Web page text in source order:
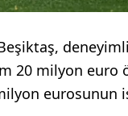
20 milyon euro
eurosunun